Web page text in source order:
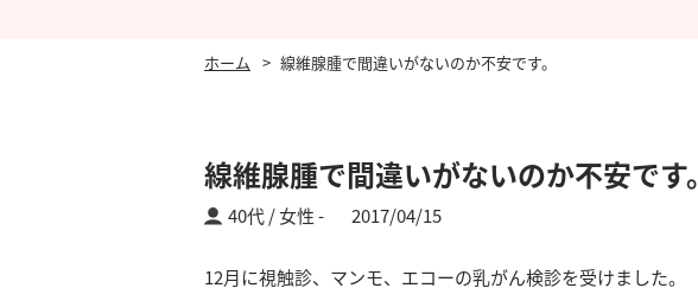
ホーム 線維腺腫で間違いがないのか不安です。
線維腺腫で間違いがないのか不安です。
40代 / 女性 2017/04/15
12月に視触診、マンモ、エコーの乳がん検診を受けました。